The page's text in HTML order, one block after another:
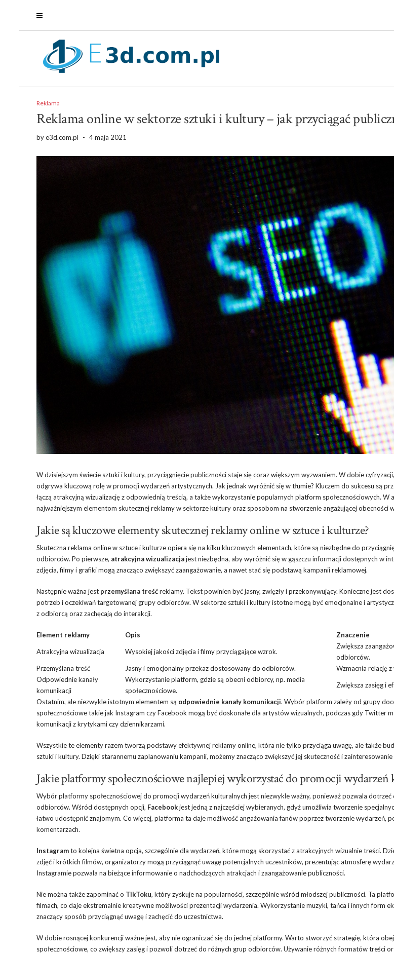
Reklama
Reklama online w sektorze sztuki i kultury – jak przyciągać
bye3d.com.pl - 4 maja 2021
W dzisiejszym świecie sztuki i kultury, przyciągnięcie publiczności staje się coraz większym wyzwaniem. W dobie
odgrywa kluczową rolę w promocji wydarzeń artystycznych. Jak jednak wyróżnić się w tłumie? Kluczem do sukcesu są
łączą atrakcyjną wizualizację z odpowiednią treścią, a także wykorzystanie popularnych platform społecznościowych. W
najważniejszym elementom skutecznej reklamy w sektorze kultury oraz sposobom na stworzenie angażującej obecności
Jakie są kluczowe elementy skutecznej reklamy online w sztuce i kulturze?
Skuteczna reklama online w sztuce i kulturze opiera się na kilku kluczowych elementach, które są niezbędne do
odbiorców. Po pierwsze, atrakcyjna wizualizacjajest niezbędna, aby wyróżnić się w gąszczu informacji dostępnych w
zdjęcia, filmy i grafiki mogą znacząco zwiększyć zaangażowanie, a nawet stać się podstawą kampanii reklamowej.
Następnie ważna jest przemyślana treśćreklamy. Tekst powinien być jasny, zwięzły i przekonywujący. Konieczne jest
potrzeb i oczekiwań targetowanej grupy odbiorców. W sektorze sztuki i kultury istotne mogą być emocjonalne i
z odbiorcą oraz zachęcają do interakcji.
Element reklamy Opis Znaczenie
Atrakcyjna wizualizacja Wysokiej jakości zdjęcia i filmy przyciągające wzrok.
Zwiększa
odbiorców.
Przemyślana treść
Jasny i emocjonalny przekaz dostosowany do odbiorców.
Wzmacnia relację z
Odpowiednie kanały
komunikacji
Wykorzystanie platform, gdzie są obecni odbiorcy, np. media
społecznościowe.
Zwiększa zasięg i
Ostatnim, ale niezwykle istotnym elementem są odpowiednie kanały komunikacji. Wybór platform zależy od grupy
społecznościowe takie jak Instagram czy Facebook mogą być doskonałe dla artystów wizualnych, podczas gdy Twitter
komunikacji z krytykami czy dziennikarzami.
Wszystkie te elementy razem tworzą podstawy efektywnej reklamy online, która nie tylko przyciąga uwagę, ale także
sztuki i kultury. Dzięki starannemu zaplanowaniu kampanii, możemy znacząco zwiększyć jej skuteczność i
Jakie platformy społecznościowe najlepiej wykorzystać do promocji wydarzeń
Wybór platformy społecznościowej do promocji wydarzeń kulturalnych jest niezwykle ważny, ponieważ pozwala dotrzeć
odbiorców. Wśród dostępnych opcji, Facebookjest jedną z najczęściej wybieranych, gdyż umożliwia tworzenie
łatwo udostępnić znajomym. Co więcej, platforma ta daje możliwość angażowania fanów poprzez tworzenie wydarzeń,
komentarzach.
Instagramto kolejna świetna opcja, szczególnie dla wydarzeń, które mogą skorzystać z atrakcyjnych wizualnie treści.
zdjęć i krótkich filmów, organizatorzy mogą przyciągnąć uwagę potencjalnych uczestników, prezentując atmosferę
Instagramie pozwala na bieżące informowanie o nadchodzących atrakcjach i zaangażowanie publiczności.
Nie można także zapominać o TikToku, który zyskuje na popularności, szczególnie wśród młodszej publiczności. Ta
filmach, co daje ekstremalnie kreatywne możliwości prezentacji wydarzenia. Wykorzystanie muzyki, tańca i innych form
znaczący sposób przyciągnąć uwagę i zachęcić do uczestnictwa.
W dobie rosnącej konkurencji ważne jest, aby nie ograniczać się do jednej platformy. Warto stworzyć strategię, która
społecznościowe, co zwiększy zasięg i pozwoli dotrzeć do różnych grup odbiorców. Używanie różnych formatów treści